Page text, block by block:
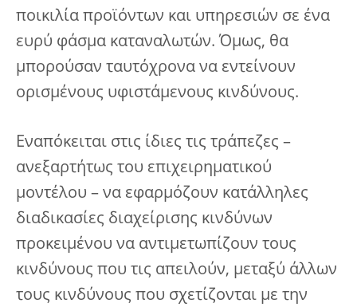
ποικιλία προϊόντων και υπηρεσιών σε ένα
ευρύ φάσμα καταναλωτών. Όμως, θα
μπορούσαν ταυτόχρονα να εντείνουν
ορισμένους υφιστάμενους κινδύνους.
Εναπόκειται στις ίδιες τις τράπεζες –
ανεξαρτήτως του επιχειρηματικού
μοντέλου – να εφαρμόζουν κατάλληλες
διαδικασίες διαχείρισης κινδύνων
προκειμένου να αντιμετωπίζουν τους
κινδύνους που τις απειλούν, μεταξύ άλλων
τους κινδύνους που σχετίζονται με την